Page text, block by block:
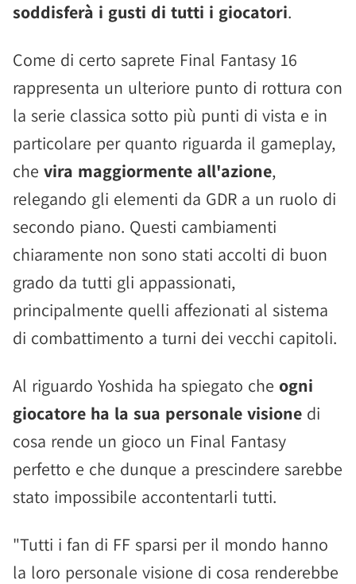
soddisferà i gusti di tutti i giocatori.
Come di certo saprete Final Fantasy 16
rappresenta un ulteriore punto di rottura con
la serie classica sotto più punti di vista e in
particolare per quanto riguarda il gameplay,
che vira maggiormente all'azione,
relegando gli elementi da GDR a un ruolo di
secondo piano. Questi cambiamenti
chiaramente non sono stati accolti di buon
grado da tutti gli appassionati,
principalmente quelli affezionati al sistema
di combattimento a turni dei vecchi capitoli.
Al riguardo Yoshida ha spiegato che ogni
giocatore ha la sua personale visione di
cosa rende un gioco un Final Fantasy
perfetto e che dunque a prescindere sarebbe
stato impossibile accontentarli tutti.
"Tutti i fan di FF sparsi per il mondo hanno
la loro personale visione di cosa renderebbe